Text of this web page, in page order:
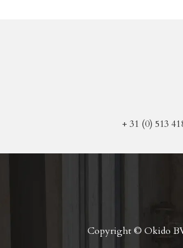
+ 31 (0) 513
Copyright © Okido